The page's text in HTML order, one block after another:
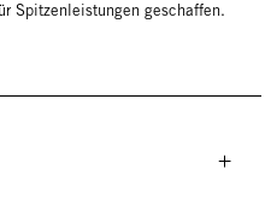
Spitzenleistungen geschaffen.